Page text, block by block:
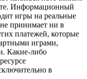
Информационный
игры на реальные
принимает ни в
платежей, которые
играми,
Какие-либо
в